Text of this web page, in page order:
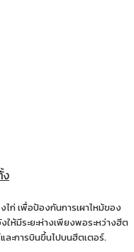
เพื่อป้องกันการเผาไหม้ของ
ให้มีระยะห่างเพียงพอระหว่างฮีต
ละการบินขึ้นไปบนฮีตเตอร์.